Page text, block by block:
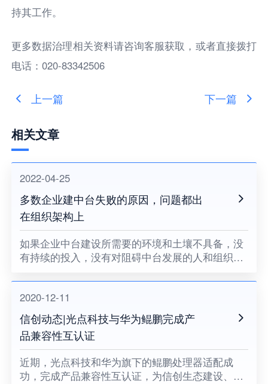
持其工作。
更多数据治理相关资料请咨询客服获取，或者直接拨打
电话：020-83342506
上一篇 下一篇
相关文章
2022-04-25
多数企业建中台失败的原因，问题都出
在组织架构上
如果企业中台建设所需要的环境和土壤不具备，没
有持续的投入，没有对阻碍中台发展的人和组织提
业中台将很难健康地成长。
2020-12-11
信创动态|光点科技与华为鲲鹏完成产
品兼容性互认证
近期，光点科技和华为旗下的鲲鹏处理器适配成
功，完成产品兼容性互认证，为信创生态建设、关